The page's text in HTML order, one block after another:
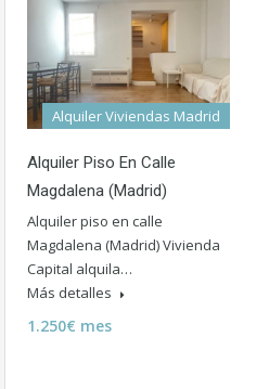
Alquiler Viviendas Madrid
Alquiler Piso En Calle
Magdalena (Madrid)
Alquiler piso en calle
Magdalena (Madrid) Vivienda
Capital alquila…
Más detalles
1.250€ mes